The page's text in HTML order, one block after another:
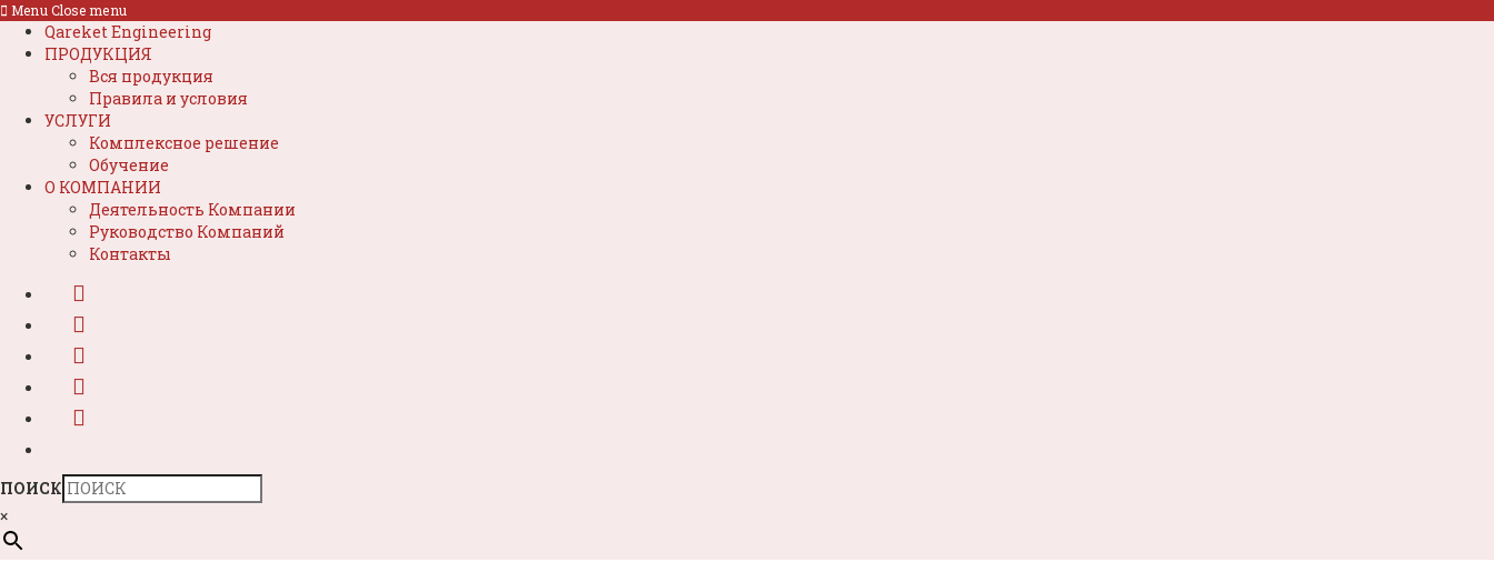
Menu Close menu
Qareket Engineering
ПРОДУКЦИЯ
Вся продукция
Правила и условия
УСЛУГИ
Комплексное решение
Обучение
О КОМПАНИИ
Деятельность Компании
Руководство Компаний
Контакты
ПОИСК
×